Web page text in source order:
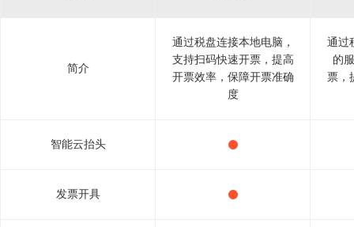
简介
通过税盘连接本地电脑，
支持扫码快速开票，提高
开票效率，保障开票准确
度
通过
的
票，
智能云抬头
发票开具